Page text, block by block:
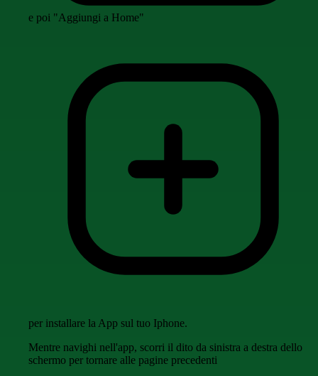
e poi "Aggiungi a Home"
per installare la App sul tuo Iphone.
Mentre navighi nell'app, scorri il dito da sinistra a destra dello
schermo per tornare alle pagine precedenti